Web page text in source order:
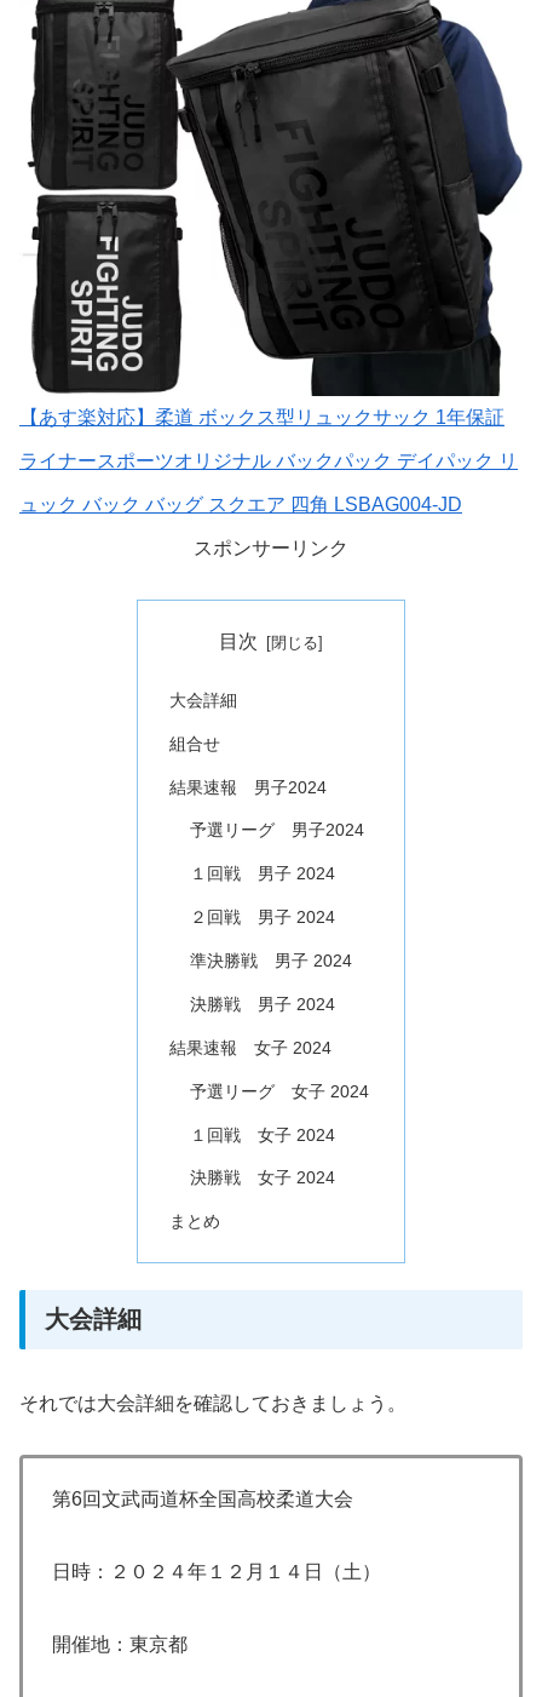
【あす楽対応】柔道 ボックス型リュックサック 1年保証
ライナースポーツオリジナル バックパック デイパック リ
ュック バック バッグ スクエア 四角 LSBAG004-JD
スポンサーリンク
目次
大会詳細
組合せ
結果速報 男子2024
予選リーグ 男子2024
１回戦 男子 2024
２回戦 男子 2024
準決勝戦 男子 2024
決勝戦 男子 2024
結果速報 女子 2024
予選リーグ 女子 2024
１回戦 女子 2024
決勝戦 女子 2024
まとめ
大会詳細
それでは大会詳細を確認しておきましょう。
第6回⽂武両道杯全国⾼校柔道⼤会
日時：２０２４年１２月１４日（土）
開催地：東京都